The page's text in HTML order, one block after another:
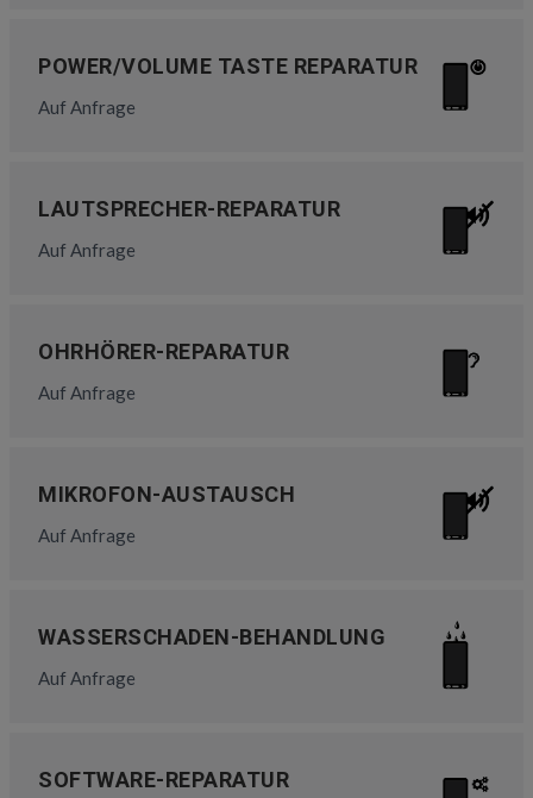
POWER/VOLUME TASTE REPARATUR
Auf Anfrage
LAUTSPRECHER-REPARATUR
Auf Anfrage
OHRHÖRER-REPARATUR
Auf Anfrage
MIKROFON-AUSTAUSCH
Auf Anfrage
WASSERSCHADEN-BEHANDLUNG
Auf Anfrage
SOFTWARE-REPARATUR